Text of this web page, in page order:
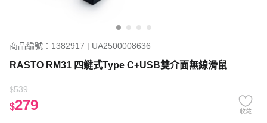
商品編號：1382917 | UA2500008636
RASTO RM31 四鍵式Type C+USB雙介面無線滑鼠
$539
$279 收藏